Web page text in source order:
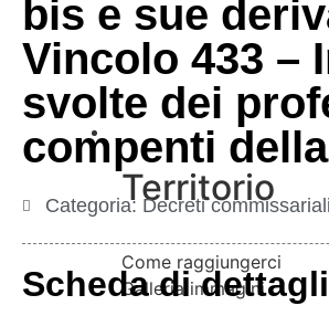
Vivere l’Ente
Territorio
Come raggiungerci
Galleria immagini
bis e sue
Vincolo 433 –
svolte dei
compenti
Categoria: Decreti commissariali
Scheda di